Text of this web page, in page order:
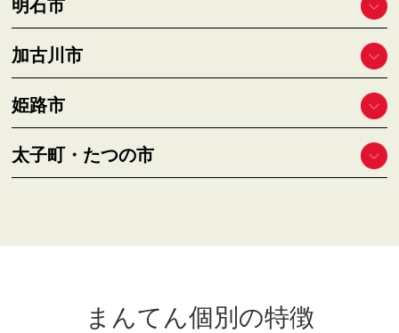
明石市
加古川市
姫路市
太子町・たつの市
まんてん個別の特徴